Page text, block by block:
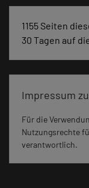
1155 Seiten
30 Tagen auf
Impressum
Für die
Nutzungsrechte
verantwortlich.